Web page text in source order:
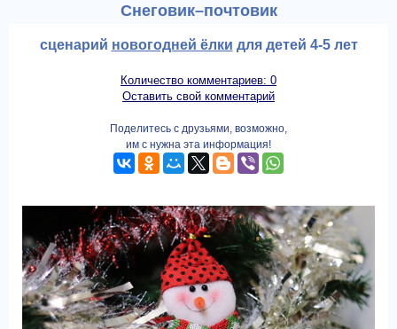
Снеговик–почтовик
сценарий новогодней ёлки для детей 4-5 лет
Количество комментариев: 0
Оставить свой комментарий
Поделитесь с друзьями, возможно,
им с нужна эта информация!